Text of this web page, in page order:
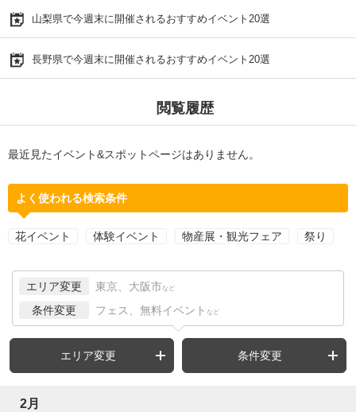
山梨県で今週末に開催されるおすすめイベント20選
長野県で今週末に開催されるおすすめイベント20選
閲覧履歴
最近見たイベント&スポットページはありません。
よく使われる検索条件
花イベント 体験イベント 物産展・観光フェア 祭り
エリア変更 東京、大阪市 など
条件変更 フェス、無料イベント など
エリア変更 条件変更
2月